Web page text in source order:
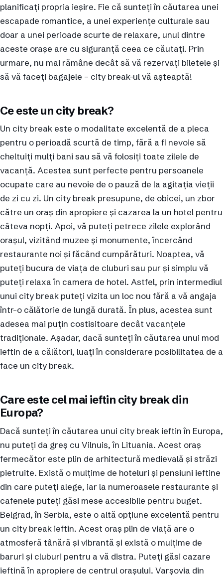
planificați propria ieșire. Fie că sunteți în căutarea unei
escapade romantice, a unei experiențe culturale sau
doar a unei perioade scurte de relaxare, unul dintre
aceste orașe are cu siguranță ceea ce căutați. Prin
urmare, nu mai rămâne decât să vă rezervați biletele și
să vă faceți bagajele – city break-ul vă așteaptă!
Ce este un city break?
Un city break este o modalitate excelentă de a pleca
pentru o perioadă scurtă de timp, fără a fi nevoie să
cheltuiți mulți bani sau să vă folosiți toate zilele de
vacanță. Acestea sunt perfecte pentru persoanele
ocupate care au nevoie de o pauză de la agitația vieții
de zi cu zi. Un city break presupune, de obicei, un zbor
către un oraș din apropiere și cazarea la un hotel pentru
câteva nopți. Apoi, vă puteți petrece zilele explorând
orașul, vizitând muzee și monumente, încercând
restaurante noi și făcând cumpărături. Noaptea, vă
puteți bucura de viața de cluburi sau pur și simplu vă
puteți relaxa în camera de hotel. Astfel, prin intermediul
unui city break puteți vizita un loc nou fără a vă angaja
într-o călătorie de lungă durată. În plus, acestea sunt
adesea mai puțin costisitoare decât vacanțele
tradiționale. Așadar, dacă sunteți în căutarea unui mod
ieftin de a călători, luați în considerare posibilitatea de a
face un city break.
Care este cel mai ieftin city break din
Europa?
Dacă sunteți în căutarea unui city break ieftin în Europa,
nu puteți da greș cu Vilnuis, în Lituania. Acest oraș
fermecător este plin de arhitectură medievală și străzi
pietruite. Există o mulțime de hoteluri și pensiuni ieftine
din care puteți alege, iar la numeroasele restaurante și
cafenele puteți găsi mese accesibile pentru buget.
Belgrad, în Serbia, este o altă opțiune excelentă pentru
un city break ieftin. Acest oraș plin de viață are o
atmosferă tânără și vibrantă și există o mulțime de
baruri și cluburi pentru a vă distra. Puteți găsi cazare
ieftină în apropiere de centrul orașului. Varșovia din